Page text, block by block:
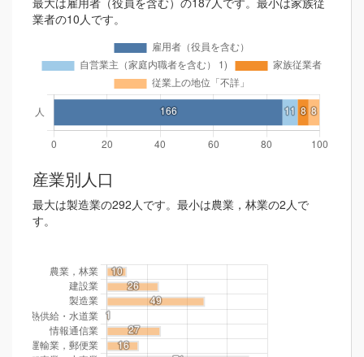
業者の10人です。
産業別人口
最大は製造業の292人です。最小は農業，林業の2人で
す。